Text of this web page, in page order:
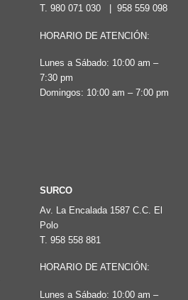
T. 980 071 030 958 559 098
HORARIO DE ATENCIÓN:
Lunes a Sábado: 10:00 am –
7:30 pm
Domingos: 10:00 am – 7:00 pm
SURCO
Av. La Encalada 1587 C.C. El
Polo
T. 958 558 881
HORARIO DE ATENCIÓN:
Lunes a Sábado: 10:00 am –